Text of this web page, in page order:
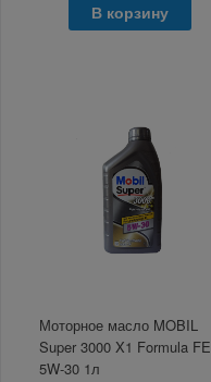
В корзину
Моторное масло MOBIL
Super 3000 X1 Formula FE
5W-30 1л